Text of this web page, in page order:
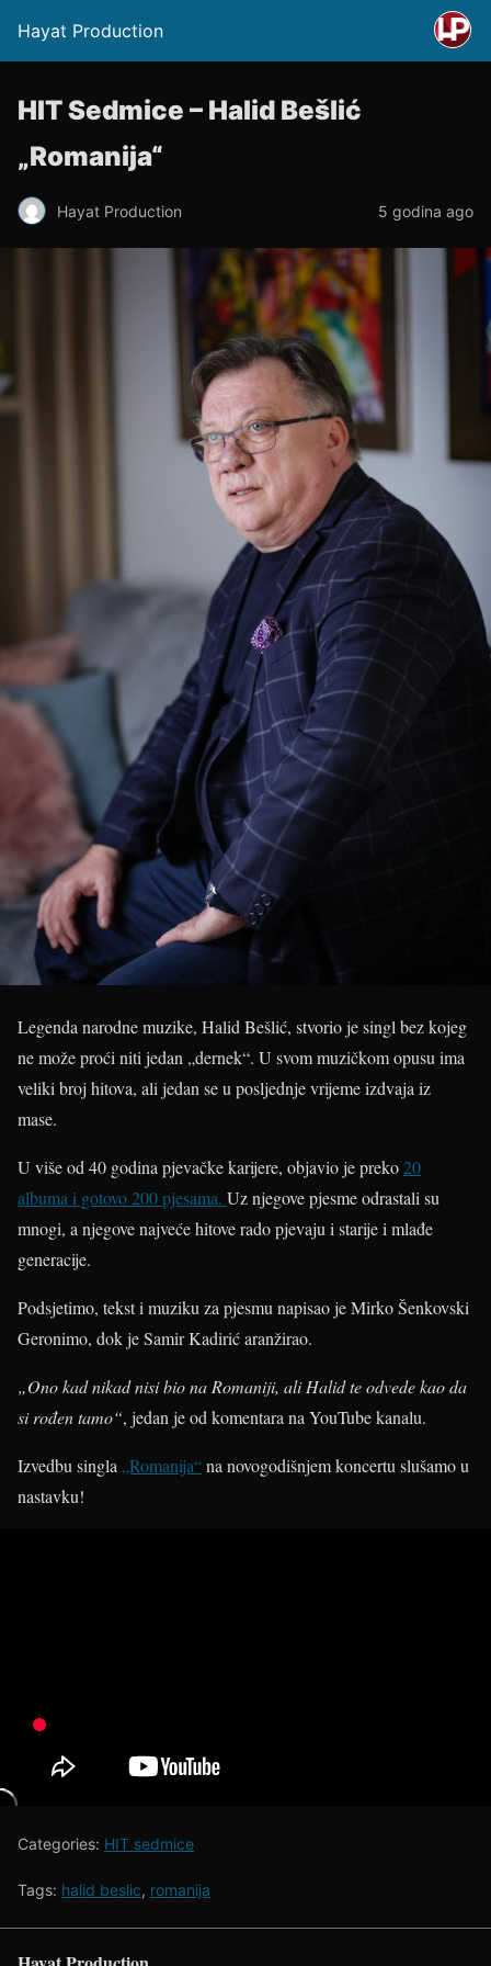
Hayat Production
HIT Sedmice – Halid Bešlić
„Romanija“
Hayat Production 5 godina ago
Legenda narodne muzike, Halid Bešlić, stvorio je singl bez kojeg
ne može proći niti jedan „dernek“. U svom muzičkom opusu ima
veliki broj hitova, ali jedan se u posljednje vrijeme izdvaja iz
mase.
U više od 40 godina pjevačke karijere, objavio je preko20
albuma i gotovo 200 pjesama. Uz njegove pjesme odrastali su
mnogi, a njegove najveće hitove rado pjevaju i starije i mlađe
generacije.
Podsjetimo, tekst i muziku za pjesmu napisao je Mirko Šenkovski
Geronimo, dok je Samir Kadirić aranžirao.
„Ono kad nikad nisi bio na Romaniji, ali Halid te odvede kao da
si rođen tamo“, jedan je od komentara na YouTube kanalu.
Izvedbu singla „Romanija“na novogodišnjem koncertu slušamo u
nastavku!
Categories: HIT sedmice
Tags: halid beslic, romanija